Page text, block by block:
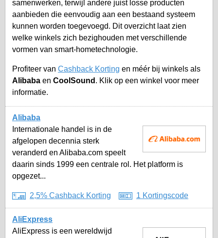
samenwerken, terwijl andere juist losse producten
aanbieden die eenvoudig aan een bestaand systeem
kunnen worden toegevoegd. Dit overzicht laat zien
welke winkels zich bezighouden met verschillende
vormen van smart-hometechnologie.
Profiteer van Cashback Korting en méér bij winkels als
Alibaba en CoolSound . Klik op een winkel voor meer
informatie.
Alibaba
Internationale handel is in de
afgelopen decennia sterk
veranderd en Alibaba.com speelt
daarin sinds 1999 een centrale rol. Het platform is
opgezet...
2,5% Cashback Korting 1 Kortingscode
AliExpress
AliExpress is een wereldwijd